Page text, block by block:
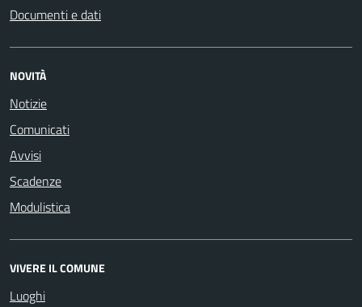
Documenti e dati
NOVITÀ
Notizie
Comunicati
Avvisi
Scadenze
Modulistica
VIVERE IL COMUNE
Luoghi